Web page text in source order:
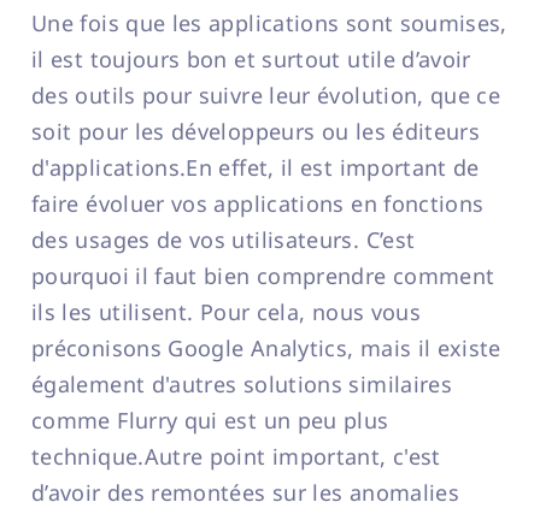
Une fois que les applications sont soumises,
il est toujours bon et surtout utile d’avoir
des outils pour suivre leur évolution, que ce
soit pour les développeurs ou les éditeurs
d'applications.En effet, il est important de
faire évoluer vos applications en fonctions
des usages de vos utilisateurs. C’est
pourquoi il faut bien comprendre comment
ils les utilisent. Pour cela, nous vous
préconisons Google Analytics, mais il existe
également d'autres solutions similaires
comme Flurry qui est un peu plus
technique.Autre point important, c'est
d’avoir des remontées sur les anomalies